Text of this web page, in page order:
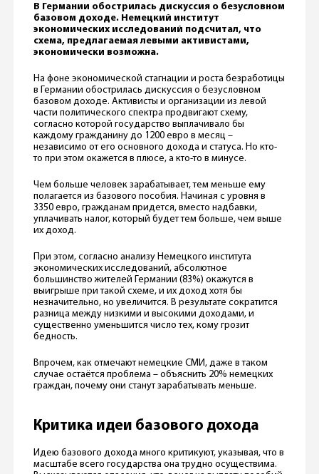
В Германии обострилась дискуссия о безусловном
базовом доходе. Немецкий институт
экономических исследований подсчитал, что
схема, предлагаемая левыми активистами,
экономически возможна.
На фоне экономической стагнации и роста безработицы
в Германии обострилась дискуссия о безусловном
базовом доходе. Активисты и организации из левой
части политического спектра продвигают схему,
согласно которой государство выплачивало бы
каждому гражданину до 1200 евро в месяц –
независимо от его основного дохода и статуса. Но кто-
то при этом окажется в плюсе, а кто-то в минусе.
Чем больше человек зарабатывает, тем меньше ему
полагается из базового пособия. Начиная с уровня в
3350 евро, гражданам придется, вместо надбавки,
уплачивать налог, который будет тем больше, чем выше
их доход.
При этом, согласно анализу Немецкого института
экономических исследований, абсолютное
большинство жителей Германии (83%) окажутся в
выигрыше при такой схеме, и их доход хотя бы
незначительно, но увеличится. В результате сократится
разница между низкими и высокими доходами, и
существенно уменьшится число тех, кому грозит
бедность.
Впрочем, как отмечают немецкие СМИ, даже в таком
случае остаётся проблема – объяснить 20% немецких
граждан, почему они станут зарабатывать меньше.
Критика идеи базового дохода
Идею базового дохода много критикуют, указывая, что в
масштабе всего государства она трудно осуществима.